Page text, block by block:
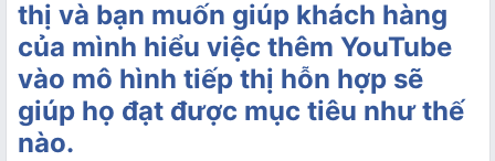
thị và bạn muốn giúp khách hàng
của mình hiểu việc thêm YouTube
vào mô hình tiếp thị hỗn hợp sẽ
giúp họ đạt được mục tiêu như thế
nào.